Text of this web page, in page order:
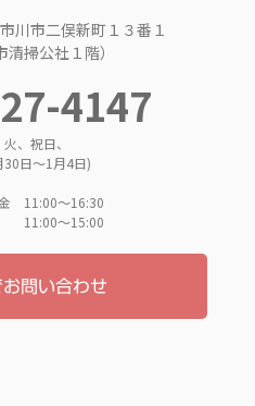
市二俣新町１３番１
清掃公社１階）
4147
、祝日、
日～1月4日)
11:00〜16:30
〜15:00
問い合わせ